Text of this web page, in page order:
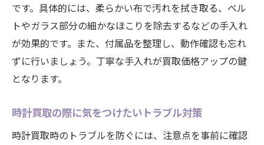
です。具体的には、柔らかい布で汚れを拭き取る、ベル
トやガラス部分の細かなほこりを除去するなどの手入れ
が効果的です。また、付属品を整理し、動作確認も忘れ
ずに行いましょう。丁寧な手入れが買取価格アップの鍵
となります。
時計買取の際に気をつけたいトラブル対策
時計買取時のトラブルを防ぐには、注意点を事前に確認